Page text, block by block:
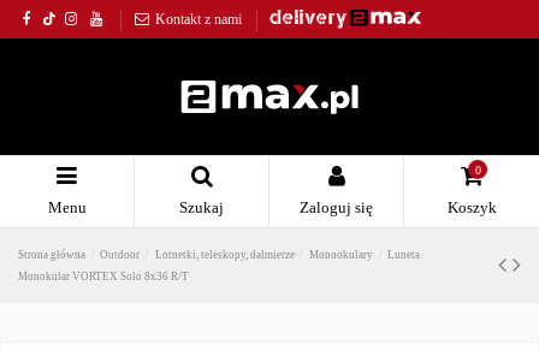
Kontakt z nami
Menu Szukaj Zaloguj się
0
Koszyk
Strona główna Outdoor Lornetki, teleskopy, dalmierze Monookulary
Luneta
Monokular VORTEX Solo 8x36 R/T